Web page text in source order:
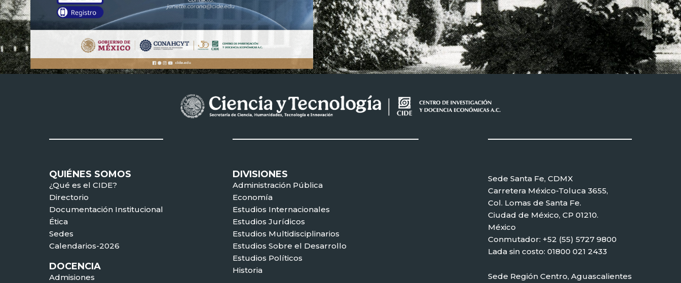
QUIÉNES SOMOS
¿Qué es el CIDE?
Directorio
Documentación Institucional
Ética
Sedes
Calendarios-2026
DOCENCIA
Admisiones
DIVISIONES
Administración Pública
Economía
Estudios Internacionales
Estudios Jurídicos
Estudios Multidisciplinarios
Estudios Sobre el Desarrollo
Estudios Políticos
Historia
Sede Santa Fe, CDMX
Carretera México-Toluca 3655,
Col. Lomas de Santa Fe.
Ciudad de México, CP 01210.
México
Conmutador: +52 (55) 5727 9800
Lada sin costo: 01800 021 2433
Sede Región Centro, Aguascalientes